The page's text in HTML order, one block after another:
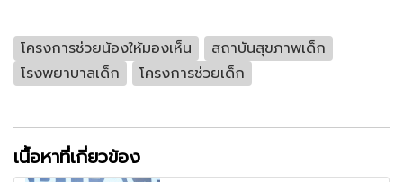
โครงการช่วยน้องให้มองเห็น
สถาบันสุขภาพเด็ก
โรงพยาบาลเด็ก
โครงการช่วยเด็ก
เนื้อหาที่เกี่ยวข้อง